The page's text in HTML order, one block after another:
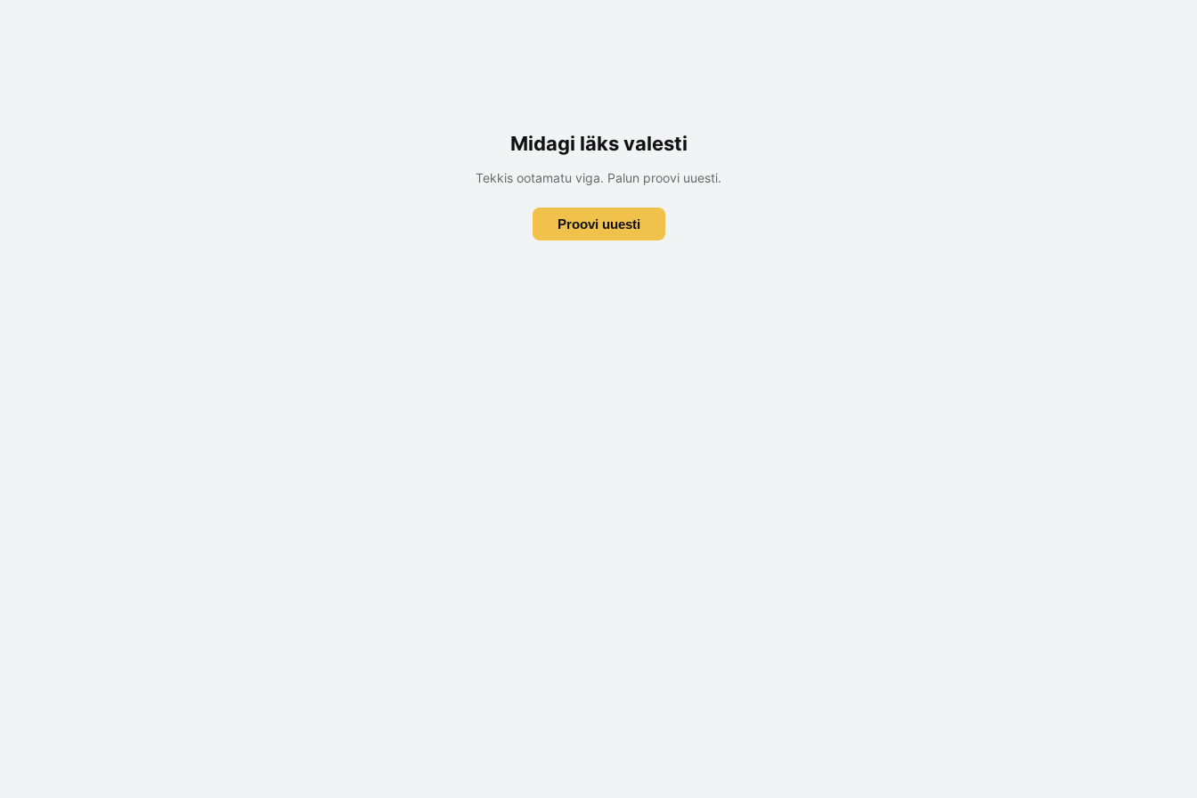
Midagi läks valesti
Tekkis ootamatu viga. Palun proovi uuesti.
Proovi uuesti